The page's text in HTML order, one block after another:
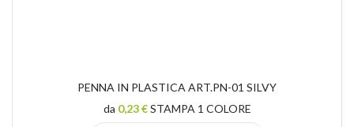
PENNA IN PLASTICA ART.PN-01 SILVY
da 0,23 €STAMPA 1 COLORE